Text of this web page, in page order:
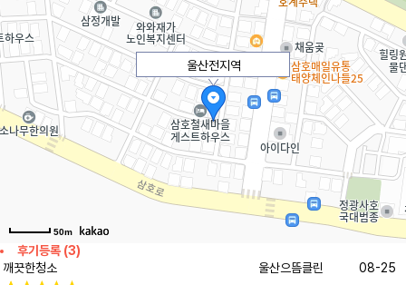
울산전지역
50m
후기등록 (3)
깨끗한청소
울산으뜸클린 08-25